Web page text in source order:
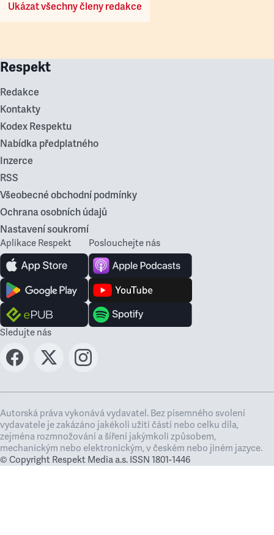
Ukázat všechny členy redakce
Respekt
Redakce
Kontakty
Kodex Respektu
Nabídka předplatného
Inzerce
RSS
Všeobecné obchodní podmínky
Ochrana osobních údajů
Nastavení soukromí
Aplikace Respekt Poslouchejte nás
Sledujte nás
Autorská práva vykonává vydavatel. Bez písemného svolení
vydavatele je zakázáno jakékoli užití částí nebo celku díla,
zejména rozmnožování a šíření jakýmkoli způsobem,
mechanickým nebo elektronickým, v českém nebo jiném jazyce.
© Copyright Respekt Media a.s. ISSN 1801-1446